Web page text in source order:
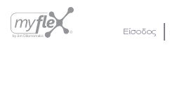
Είσοδος